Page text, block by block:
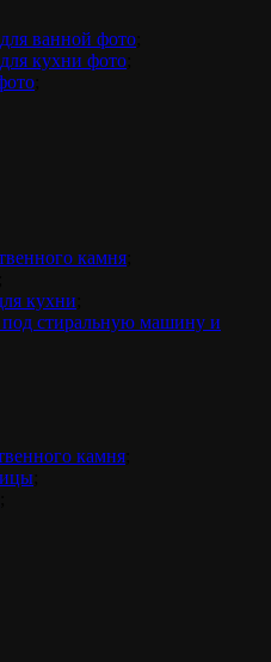
ванной фото
кухни фото
камня
кухни
стиральную машину и
камня